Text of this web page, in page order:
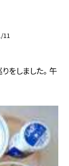
11
をしました。 午